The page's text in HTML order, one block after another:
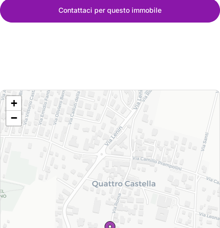
Contattaci per questo immobile
+
−